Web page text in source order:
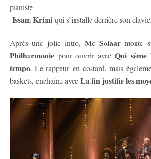
pianiste
Issam Krimi qui s’installe derrière son
Après une jolie intro, Mc Solaarmonte
Philharmonie pour ouvrir avecQui sème
tempo. Le rappeur en costard, mais
baskets, enchaine avecLa fin justifie les